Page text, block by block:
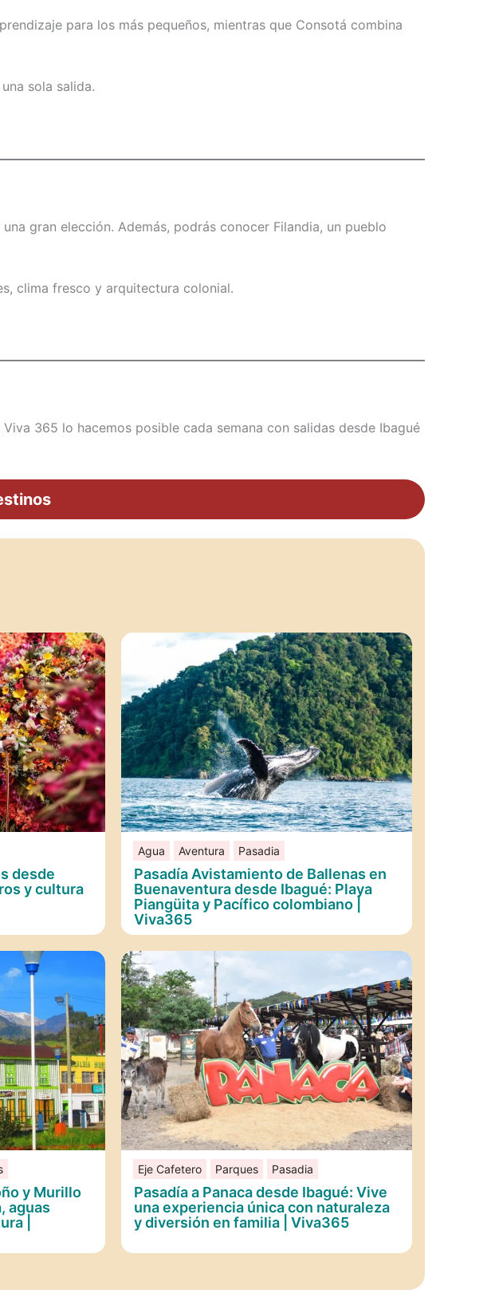
para los más pequeños, mientras que Consotá combina
sola salida.
gran elección. Además, podrás conocer Filandia, un pueblo
clima fresco y arquitectura colonial.
365 lo hacemos posible cada semana con salidas desde Ibagué
desde
y cultura
Agua Aventura Pasadia
Pasadía Avistamiento de Ballenas en
Buenaventura desde Ibagué: Playa
Piangüita y Pacífico colombiano |
Viva365
y Murillo
aguas
|
Eje Cafetero Parques Pasadia
Pasadía a Panaca desde Ibagué: Vive
una experiencia única con naturaleza
y diversión en familia | Viva365